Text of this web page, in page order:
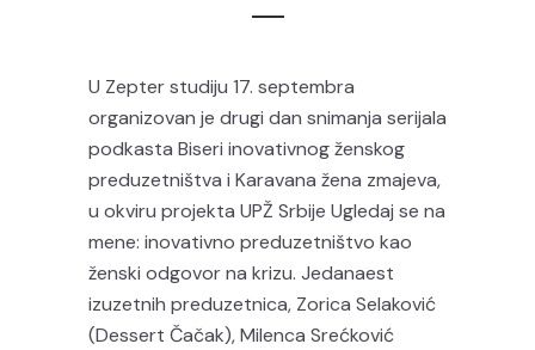
U Zepter studiju 17. septembra
organizovan je drugi dan snimanja serijala
podkasta Biseri inovativnog ženskog
preduzetništva i Karavana žena zmajeva,
u okviru projekta UPŽ Srbije Ugledaj se na
mene: inovativno preduzetništvo kao
ženski odgovor na krizu. Jedanaest
izuzetnih preduzetnica, Zorica Selaković
(Dessert Čačak), Milenca Srećković